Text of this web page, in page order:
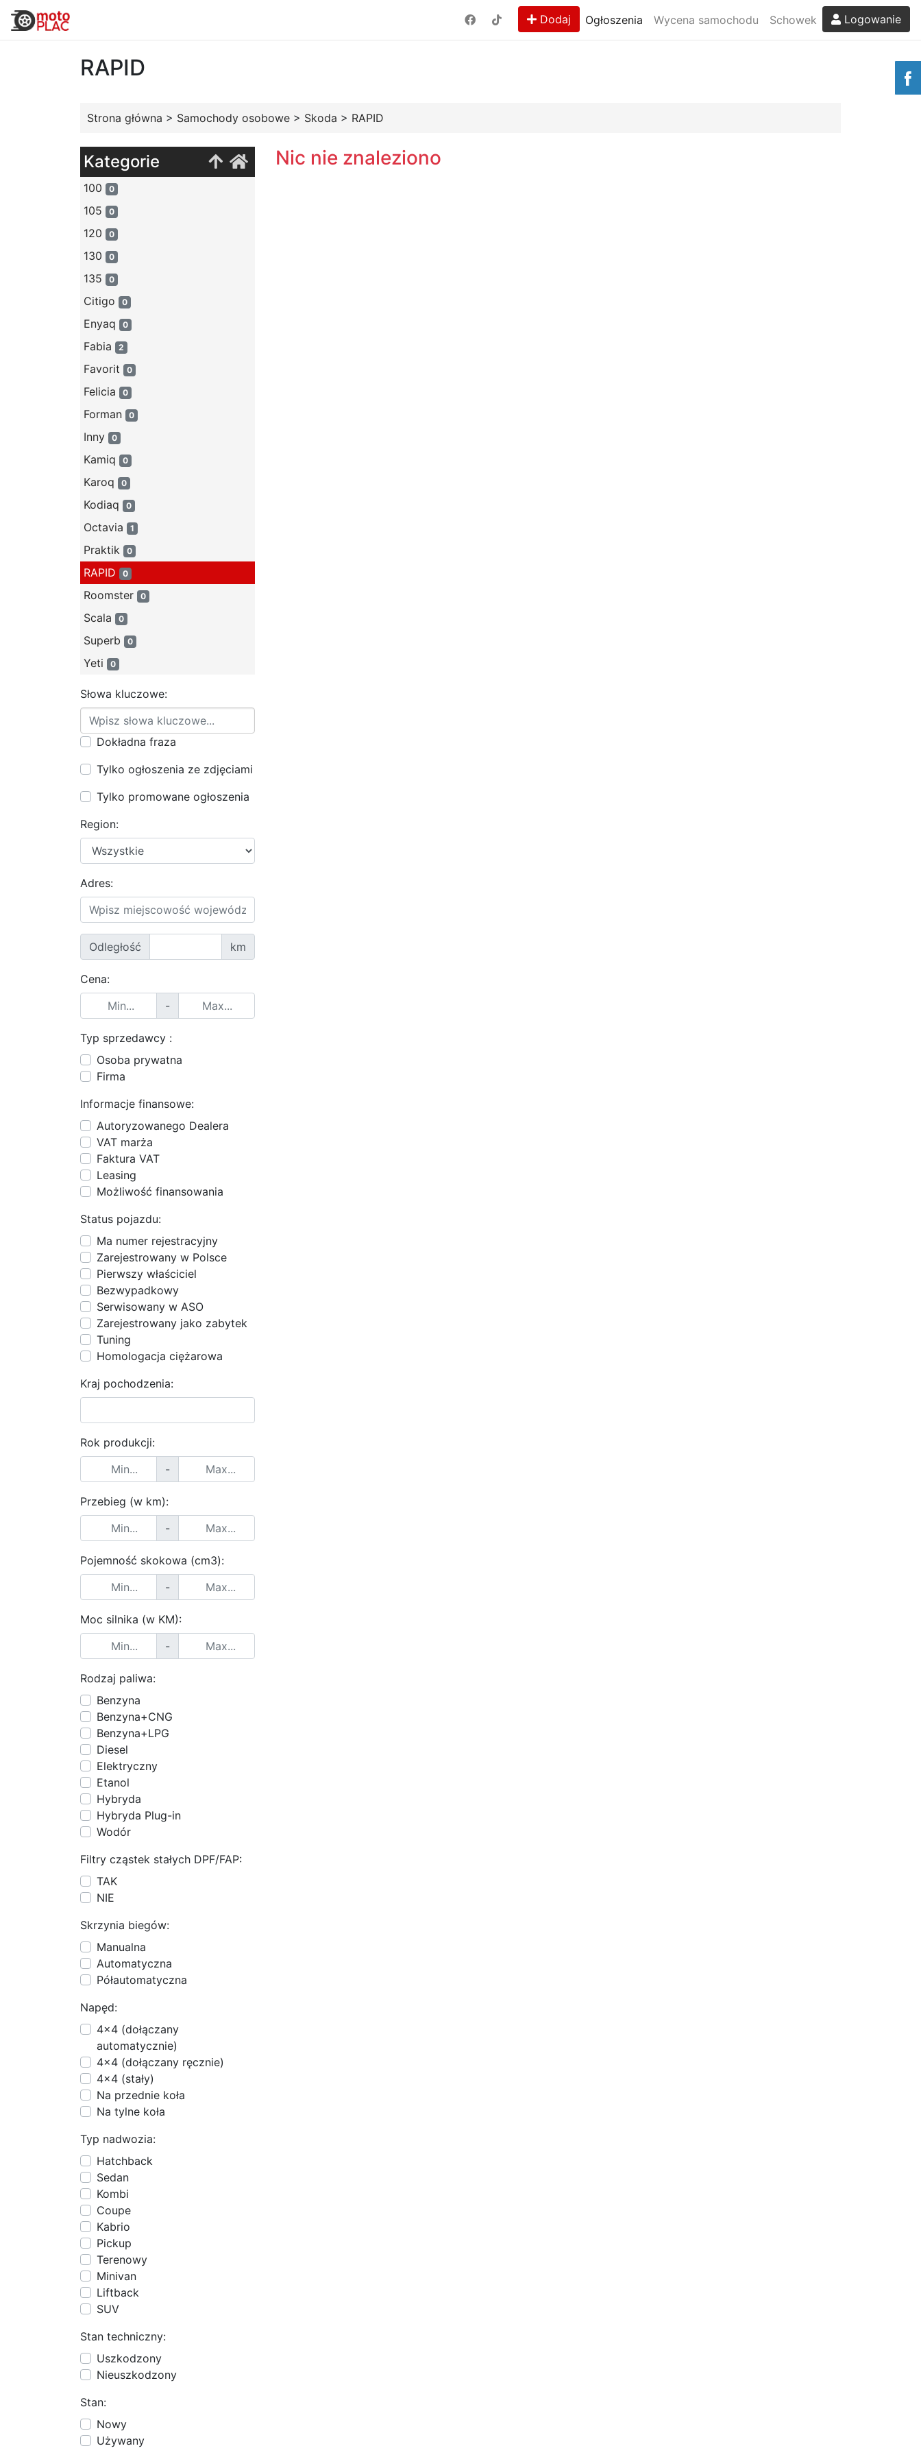
Dodaj Ogłoszenia Wycena samochodu Schowek Logowanie
RAPID
Strona główna > Samochody osobowe > Skoda > RAPID
Kategorie
100 0
105 0
120 0
130 0
135 0
Citigo 0
Enyaq 0
Fabia 2
Favorit 0
Felicia 0
Forman 0
Inny 0
Kamiq 0
Karoq 0
Kodiaq 0
Octavia 1
Praktik 0
RAPID 0
Roomster 0
Scala 0
Superb 0
Yeti 0
Słowa kluczowe:
Dokładna fraza
Tylko ogłoszenia ze zdjęciami
Tylko promowane ogłoszenia
Region:
Adres:
Odległość km
Cena:
-
Typ sprzedawcy :
Osoba prywatna
Firma
Informacje finansowe:
Autoryzowanego Dealera
VAT marża
Faktura VAT
Leasing
Możliwość finansowania
Status pojazdu:
Ma numer rejestracyjny
Zarejestrowany w Polsce
Pierwszy właściciel
Bezwypadkowy
Serwisowany w ASO
Zarejestrowany jako zabytek
Tuning
Homologacja ciężarowa
Kraj pochodzenia:
Rok produkcji:
-
Przebieg (w km):
-
Pojemność skokowa (cm3):
-
Moc silnika (w KM):
-
Rodzaj paliwa:
Benzyna
Benzyna+CNG
Benzyna+LPG
Diesel
Elektryczny
Etanol
Hybryda
Hybryda Plug-in
Wodór
Filtry cząstek stałych DPF/FAP:
TAK
NIE
Skrzynia biegów:
Manualna
Automatyczna
Półautomatyczna
Napęd:
4x4 (dołączany
automatycznie)
4x4 (dołączany ręcznie)
4x4 (stały)
Na przednie koła
Na tylne koła
Typ nadwozia:
Hatchback
Sedan
Kombi
Coupe
Kabrio
Pickup
Terenowy
Minivan
Liftback
SUV
Stan techniczny:
Uszkodzony
Nieuszkodzony
Stan:
Nowy
Używany
Nic nie znaleziono